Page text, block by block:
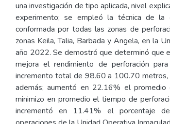
una investigación de tipo aplicada, nivel
experimento; se empleó la técnica de la
conformada por todas las zonas de
zonas Keila, Talia, Barbada y Angela, en la
año 2022. Se demostró que determinó que
mejora el rendimiento de perforación
incremento total de 98.60 a 100.70 metros,
además; aumentó en 22.16% el
minimizo en promedio el tiempo de
incrementó en 11.41% el porcentaje